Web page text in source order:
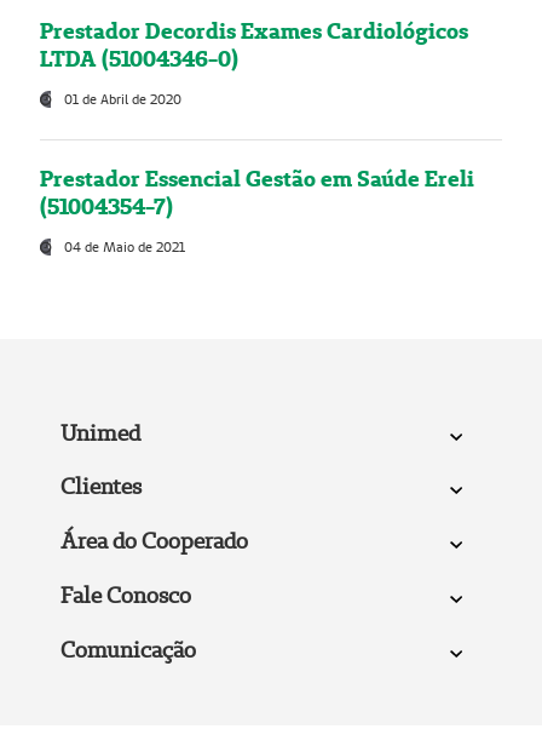
Prestador Decordis Exames Cardiológicos
LTDA (51004346-0)
01 de Abril de 2020
Prestador Essencial Gestão em Saúde Ereli
(51004354-7)
04 de Maio de 2021
Unimed
Clientes
Área do Cooperado
Fale Conosco
Comunicação